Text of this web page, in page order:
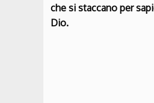
che si staccano per
Dio.